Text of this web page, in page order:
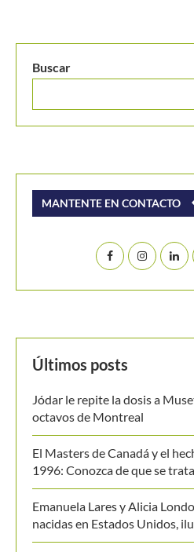
Últimos posts
El Masters de Canadá y el
Emanuela Lares y Alicia
nacidas en Estados Unidos,
hace tres décadas
[Video] De Miñaur cedió ante
punto de la jornada en